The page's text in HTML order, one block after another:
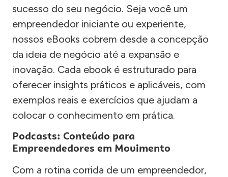
sucesso do seu negócio. Seja você um
empreendedor iniciante ou experiente,
nossos eBooks cobrem desde a concepção
da ideia de negócio até a expansão e
inovação. Cada ebook é estruturado para
oferecer insights práticos e aplicáveis, com
exemplos reais e exercícios que ajudam a
colocar o conhecimento em prática.
Podcasts: Conteúdo para
Empreendedores em Movimento
Com a rotina corrida de um empreendedor,